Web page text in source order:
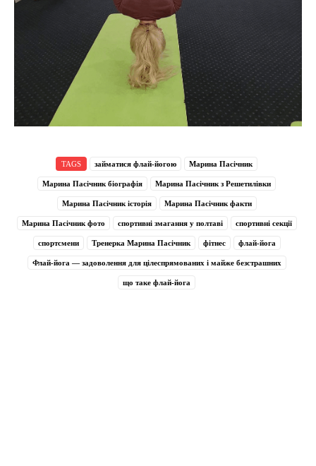
TAGS займатися флай-йогою Марина Пасічник
Марина Пасічник біографія Марина Пасічник з Решетилівки
Марина Пасічник історія Марина Пасічник факти
Марина Пасічник фото спортивні змагання у полтаві спортивні секції
спортсмени Тренерка Марина Пасічник фітнес флай-йога
Флай-йога — задоволення для цілеспрямованих і майже безстрашних
що таке флай-йога